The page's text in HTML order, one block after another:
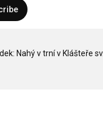
Nahý v trní v Klášteře